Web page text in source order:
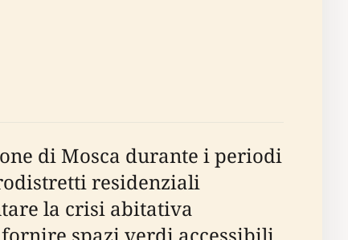
di Mosca durante i periodi
residenziali
la crisi abitativa